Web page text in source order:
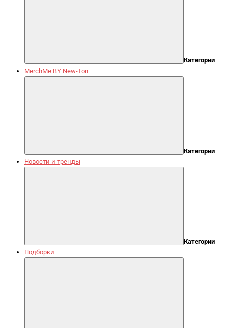
Категории
MerchMe BY New-Ton
Категории
Новости и тренды
Категории
Подборки